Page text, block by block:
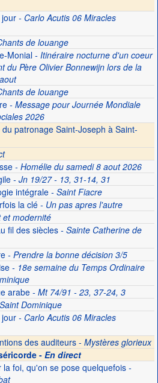
- Carlo Acutis 06 Miracles
de louange
Monial- Itinéraire nocturne d'un coeur
du Père Olivier Bonnewijn lors de la
de louange
- Message pour Journée Mondiale
2026
patronage Saint-Joseph à Saint-
- Homélie du samedi 8 aout 2026
- Jn 19/27 - 13, 31-14, 31
intégrale- Saint Fiacre
la clé- Un pas apres l'autre
et modernité
fil des siècles- Sainte Catherine de
- Prendre la bonne décision 3/5
- 18e semaine du Temps Ordinaire
arabe- Mt 74/91 - 23, 37-24, 3
Dominique
- Carlo Acutis 06 Miracles
des auditeurs - Mystères glorieux
- En direct
la foi, qu'on se pose quelquefois-